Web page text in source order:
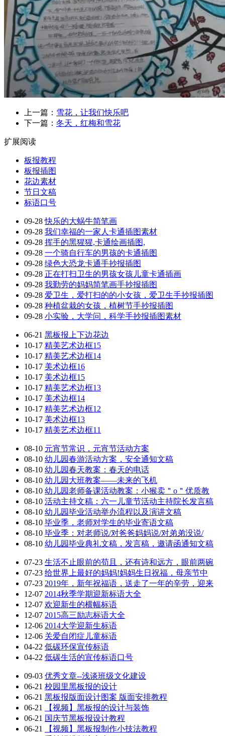
上一篇： 雪花，让我们快乐吧
下一篇： 冬天，红梅和雪花
扩展阅读
板报教程
板报插图
花边素材
节日文稿
标语口号
09-28快乐的大蜗牛简笔画
09-28 我们幸福的一家人卡通插图素材
09-28 挥手的黑猩猩,卡通绘画插图,
09-28 一个骑自行车的男孩的卡通插图
09-28 绿色大恐龙卡通手抄报插图
09-28 正在打扫卫生的男孩女孩儿童卡通插画
09-28 我勤劳的妈妈简笔画手抄报插图
09-28 爱卫生，爱打扫的的小女孩，爱卫生手抄报插图
09-28 种植盆栽的女孩，植树节手抄报插图
09-28 小实验，大学问，科学手抄报插图素材
06-21 黑板报上下边花边
10-17 精美艺术边框15
10-17 精美艺术边框14
10-17 美术边框16
10-17 美术边框15
10-17 精美艺术边框13
10-17 美术边框14
10-17 精美艺术边框12
10-17 美术边框13
10-17 精美艺术边框11
08-10 元宵节常识，元宵节活动方案
08-10 幼儿园春游活动方案，安全通知文稿
08-10 幼儿园春天教案：春天的电话
08-10 幼儿园大班教案——未来的飞机
08-10 幼儿园老师备课活动教案：小猴卖＂o＂优质教
08-10 活动主持文稿：六一儿童节活动主持院长发言稿
08-10 幼儿园毕业活动举办流程以及演讲文稿
08-10 毕业季，老师对学生的毕业寄语文稿
08-10 毕业季：对老师说/对爸爸妈妈说/对弟弟没说/
08-10 幼儿园毕业典礼文稿，发言稿，邀请函通知文稿
07-23 生活不止眼前的苟且，还有诗和远方，眼前两碗
07-23 给世界上最好的妈妈!妈妈生日祝福，母亲节中
07-23 2019年，新年祝福语，送走了一年的辛劳，迎来
12-07 2014秋季学期迎新标语大全
12-07 欢迎新生的横幅标语
12-07 2015高三励志标语大全
12-06 2014大学迎新生标语
12-06 关爱自闭症儿童标语
04-22 低碳环保宣传标语
04-22 低碳生活的宣传标语口号
09-03 优秀文章--浅谈班级文化建设
06-21 校园里黑板报的设计
06-21 黑板报版面设计图案 版面安排教程
06-21
【视频】黑板报的设计与装饰
06-21 国庆节黑板报设计教程
06-21
【视频】黑板报制作小技法教程